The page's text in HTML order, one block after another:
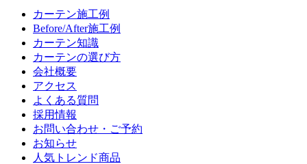
カーテン施工例
Before/After施工例
カーテン知識
カーテンの選び方
会社概要
アクセス
よくある質問
採用情報
お問い合わせ・ご予約
お知らせ
人気トレンド商品